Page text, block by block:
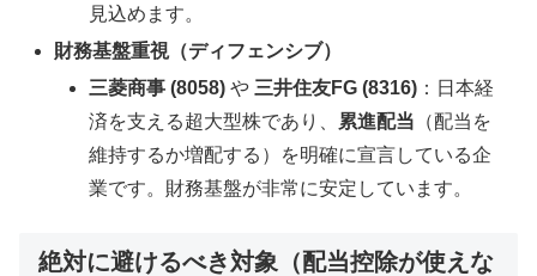
見込めます。
財務基盤重視（ディフェンシブ）
三菱商事 (8058) や三井住友FG (8316) ：日本経
済を支える超大型株であり、 累進配当 （配当を
維持するか増配する）を明確に宣言している企
業です。財務基盤が非常に安定しています。
絶対に避けるべき対象（配当控除が使えな